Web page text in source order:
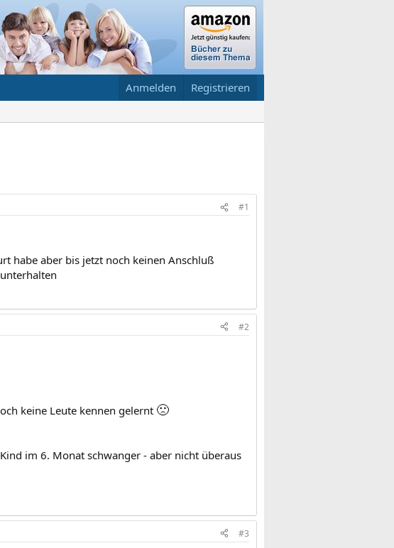
Anmelden Registrieren
#1
habe aber bis jetzt noch keinen Anschluß
#2
keine Leute kennen gelernt 🙁
im 6. Monat schwanger - aber nicht überaus
#3